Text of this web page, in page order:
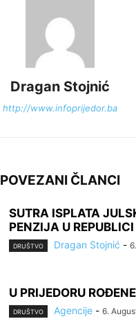
Dragan Stojnić
http://www.infoprijedor.ba
POVEZANI ČLANCI
SUTRA ISPLATA
PENZIJA U
DRUŠTVO Dragan Stojnić -
U PRIJEDORU
DRUŠTVO Agencije - 6.